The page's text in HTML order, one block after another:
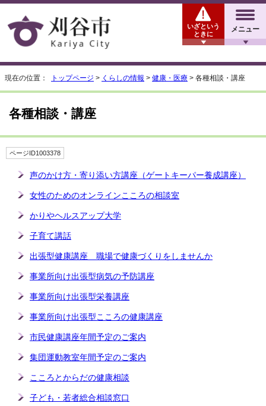
メニュー
いざという
ときに
現在の位置： トップページ > くらしの情報 > 健康・医療 > 各種相談・講座
各種相談・講座
ページID1003378
声のかけ方・寄り添い方講座（ゲートキーパー養成講座）
女性のためのオンラインこころの相談室
かりやヘルスアップ大学
子育て講話
出張型健康講座 職場で健康づくりをしませんか
事業所向け出張型病気の予防講座
事業所向け出張型栄養講座
事業所向け出張型こころの健康講座
市民健康講座年間予定のご案内
集団運動教室年間予定のご案内
こころとからだの健康相談
子ども・若者総合相談窓口